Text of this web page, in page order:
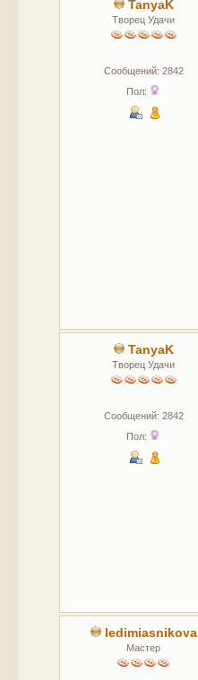
TanyaK
Творец Удачи
Сообщений: 2842
Пол:
TanyaK
Творец Удачи
Сообщений: 2842
Пол:
ledimiasnikova
Мастер